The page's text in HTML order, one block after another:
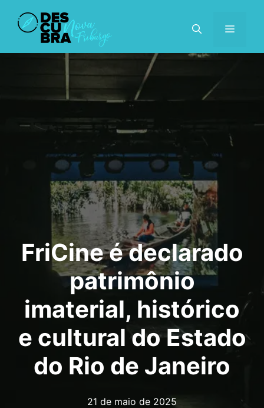
para
MENU
FriCine é declarado
patrimônio
imaterial, histórico
e cultural do Estado
do Rio de Janeiro
21 de maio de 2025